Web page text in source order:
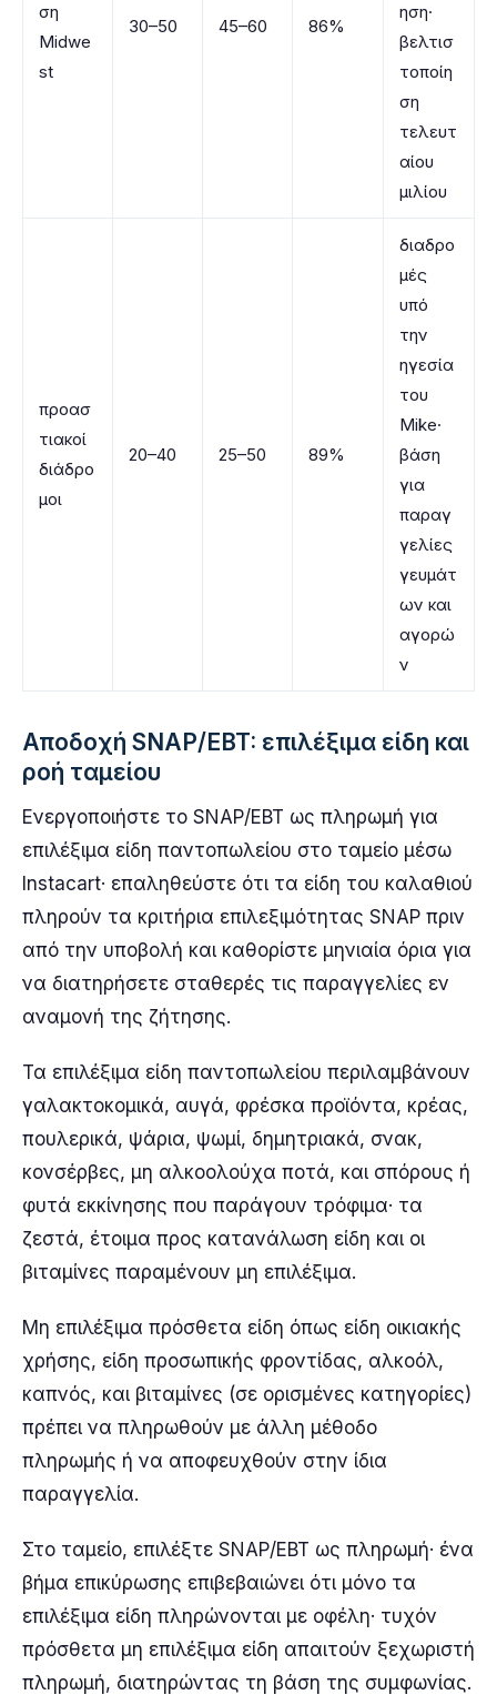
ση
Midwe
st
30–50 45–60 86%
ηση·
βελτισ
τοποίη
ση
τελευτ
αίου
μιλίου
προασ
τιακοί
διάδρο
μοι
20–40 25–50 89%
διαδρο
μές
υπό
την
ηγεσία
του
Mike·
βάση
για
παραγ
γελίες
γευμάτ
ων και
αγορώ
ν
Αποδοχή SNAP/EBT: επιλέξιμα είδη και
ροή ταμείου
Ενεργοποιήστε το SNAP/EBT ως πληρωμή για
επιλέξιμα είδη παντοπωλείου στο ταμείο μέσω
Instacart· επαληθεύστε ότι τα είδη του καλαθιού
πληρούν τα κριτήρια επιλεξιμότητας SNAP πριν
από την υποβολή και καθορίστε μηνιαία όρια για
να διατηρήσετε σταθερές τις παραγγελίες εν
αναμονή της ζήτησης.
Τα επιλέξιμα είδη παντοπωλείου περιλαμβάνουν
γαλακτοκομικά, αυγά, φρέσκα προϊόντα, κρέας,
πουλερικά, ψάρια, ψωμί, δημητριακά, σνακ,
κονσέρβες, μη αλκοολούχα ποτά, και σπόρους ή
φυτά εκκίνησης που παράγουν τρόφιμα· τα
ζεστά, έτοιμα προς κατανάλωση είδη και οι
βιταμίνες παραμένουν μη επιλέξιμα.
Μη επιλέξιμα πρόσθετα είδη όπως είδη οικιακής
χρήσης, είδη προσωπικής φροντίδας, αλκοόλ,
καπνός, και βιταμίνες (σε ορισμένες κατηγορίες)
πρέπει να πληρωθούν με άλλη μέθοδο
πληρωμής ή να αποφευχθούν στην ίδια
παραγγελία.
Στο ταμείο, επιλέξτε SNAP/EBT ως πληρωμή· ένα
βήμα επικύρωσης επιβεβαιώνει ότι μόνο τα
επιλέξιμα είδη πληρώνονται με οφέλη· τυχόν
πρόσθετα μη επιλέξιμα είδη απαιτούν ξεχωριστή
πληρωμή, διατηρώντας τη βάση της συμφωνίας.